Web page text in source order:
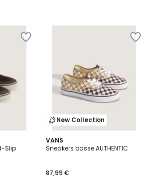
Slip
New Collection
VANS
Sneakers basse AUTHENTIC
87,99 €